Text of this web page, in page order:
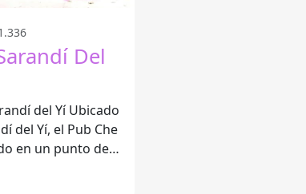
Del
Yí Ubicado
del Yí, el Pub Che
en un punto de